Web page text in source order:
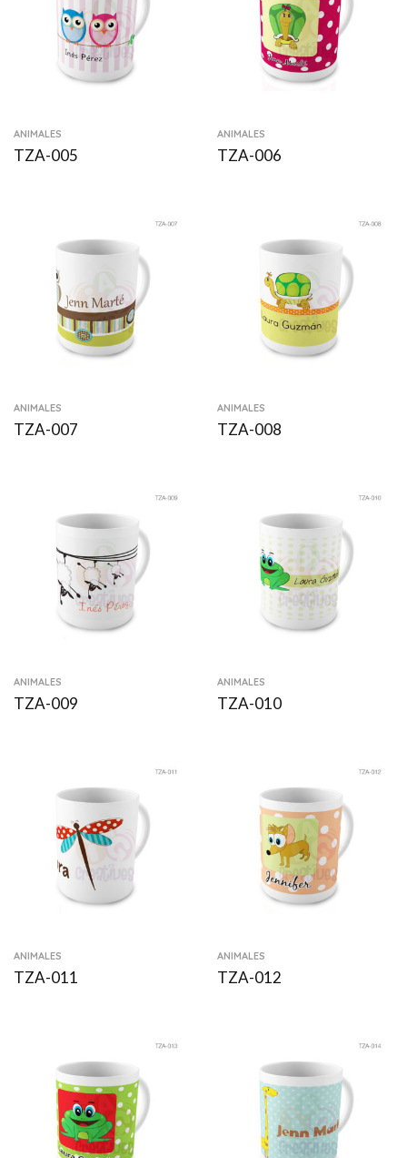
ANIMALES
TZA-005
ANIMALES
TZA-006
ANIMALES
TZA-007
ANIMALES
TZA-008
ANIMALES
TZA-009
ANIMALES
TZA-010
ANIMALES
TZA-011
ANIMALES
TZA-012